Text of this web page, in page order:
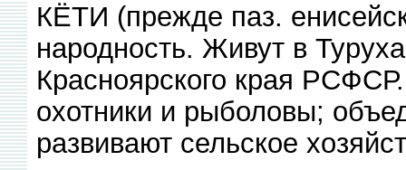
КЁТИ (прежде паз.
народность. Живут в
Красноярского края
охотники и рыболовы;
развивают сельское